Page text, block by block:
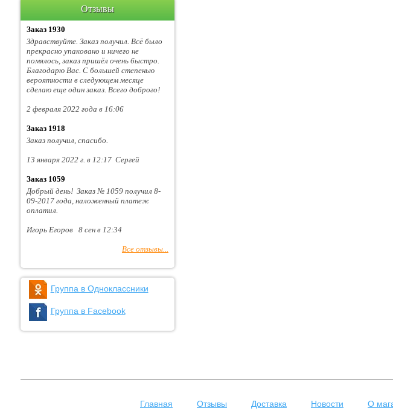
Отзывы
Заказ 1930
Здравствуйте. Заказ получил. Всё было
прекрасно упаковано и ничего не
помялось, заказ пришёл очень быстро.
Благодарю Вас. С большей степенью
вероятности в следующем месяце
сделаю еще один заказ. Всего доброго!
2 февраля 2022 года в 16:06
Заказ 1918
Заказ получил, спасибо.
13 января 2022 г. в 12:17 Сергей
Заказ 1059
Добрый день! Заказ № 1059 получил 8-
09-2017 года, наложенный платеж
оплатил.
Игорь Егоров 8 сен в 12:34
Все отзывы...
Группа в Одноклассники
Группа в Facebook
Главная Отзывы Доставка Новости О